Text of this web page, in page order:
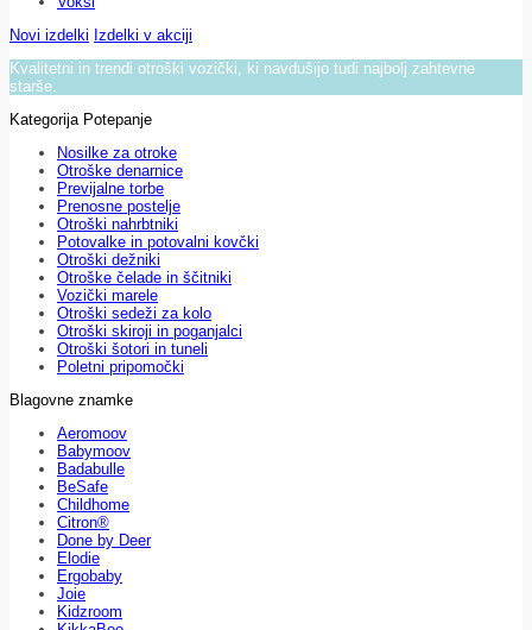
Novi izdelki Izdelki v akciji
Kvalitetni in trendi otroški vozički, ki navdušijo tudi najbolj zahtevne
starše.
Kategorija Potepanje
Nosilke za otroke
Otroške denarnice
Previjalne torbe
Prenosne postelje
Otroški nahrbtniki
Potovalke in potovalni kovčki
Otroški dežniki
Otroške čelade in ščitniki
Vozički marele
Otroški sedeži za kolo
Otroški skiroji in poganjalci
Otroški šotori in tuneli
Poletni pripomočki
Blagovne znamke
Aeromoov
Babymoov
Badabulle
BeSafe
Childhome
Citron®
Done by Deer
Elodie
Ergobaby
Joie
Kidzroom